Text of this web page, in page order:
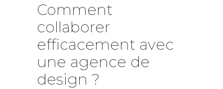
Comment
collaborer
efficacement avec
une agence de
design ?